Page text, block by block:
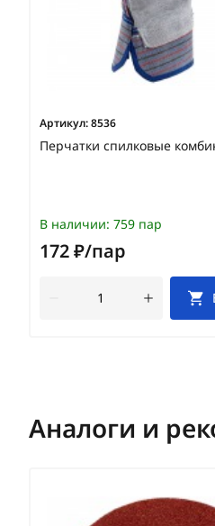
Артикул:8536
Перчатки спилковые
В наличии: 759 пар
172 ₽/пар
Аналоги и